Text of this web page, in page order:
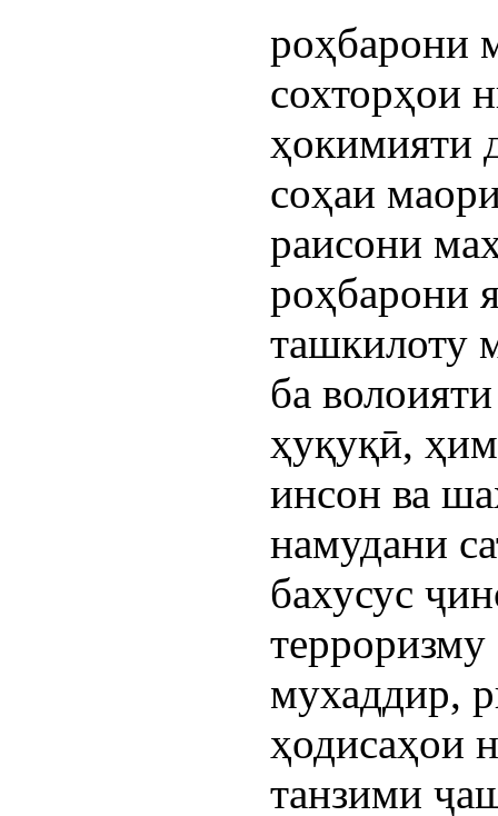
роҳбарони
сохторҳои
ҳокимияти
соҳаи
раисони
роҳбарони
ташкилоту
ба
ҳуқуқӣ,
инсон ва
намудани
бахусус
мухаддир,
ҳодисаҳои
танзими